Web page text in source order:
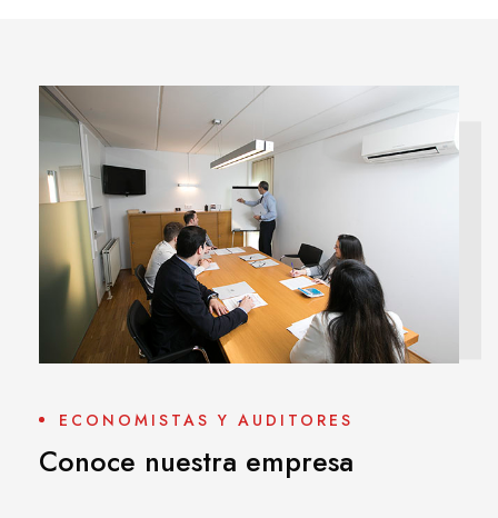
ECONOMISTAS Y AUDITORES
Conoce nuestra empresa